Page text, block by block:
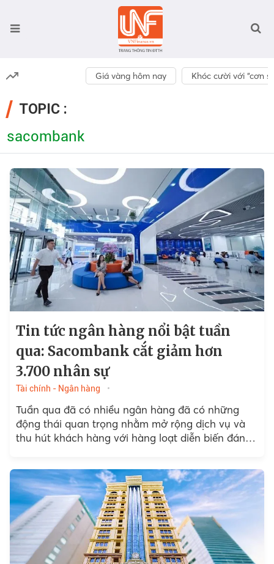
Giá vàng hôm nay Khóc cười với “cơn
TOPIC :
sacombank
Tin tức ngân hàng nổi bật tuần
qua: Sacombank cắt giảm hơn
3.700 nhân sự
Tài chính - Ngân hàng
Tuần qua đã có nhiều ngân hàng đã có những
động thái quan trọng nhằm mở rộng dịch vụ và
thu hút khách hàng với hàng loạt diễn biến đáng